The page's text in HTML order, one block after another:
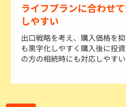
ライフプランに合わせ
しやすい
出口戦略を考え、購入価格を
も黒字化しやすく購入後に投
の方の相続時にも対応しやすい